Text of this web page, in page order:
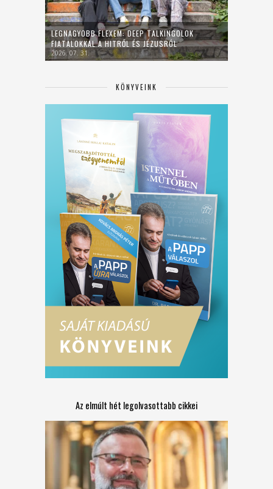
LEGNAGYOBB FLEXEM: DEEP TALKINGOLOK
FIATALOKKAL A HITRŐL ÉS JÉZUSRÓL
2026. 07. 31.
KÖNYVEINK
Az elmúlt hét legolvasottabb cikkei